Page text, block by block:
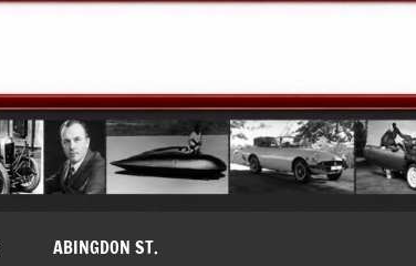
ABINGDON ST.